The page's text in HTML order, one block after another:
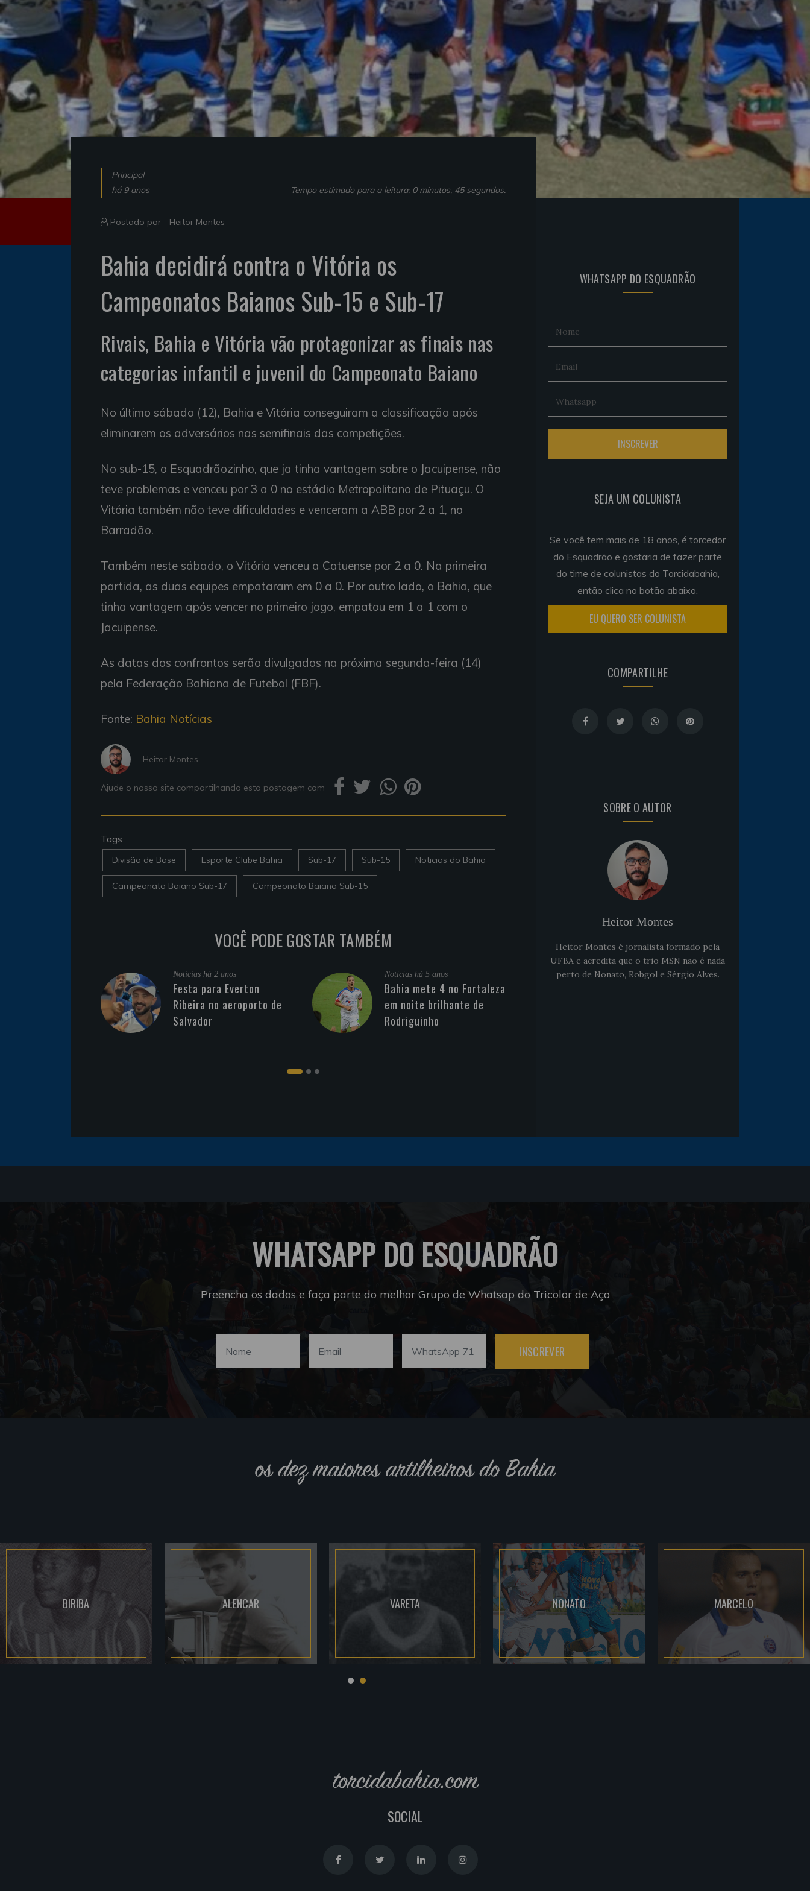
Principal
há 9 anos
Tempo estimado para a leitura: 0 minutos, 45 segundos.
Postado por - Heitor Montes
Bahia decidirá contra o Vitória os
Campeonatos Baianos Sub-15 e Sub-17
Rivais, Bahia e Vitória vão protagonizar as finais nas
categorias infantil e juvenil do Campeonato Baiano
No último sábado (12), Bahia e Vitória conseguiram a classificação após
eliminarem os adversários nas semifinais das competições.
No sub-15, o Esquadrãozinho, que ja tinha vantagem sobre o Jacuipense, não
teve problemas e venceu por 3 a 0 no estádio Metropolitano de Pituaçu. O
Vitória também não teve dificuldades e venceram a ABB por 2 a 1, no
Barradão.
Também neste sábado, o Vitória venceu a Catuense por 2 a 0. Na primeira
partida, as duas equipes empataram em 0 a 0. Por outro lado, o Bahia, que
tinha vantagem após vencer no primeiro jogo, empatou em 1 a 1 com o
Jacuipense.
As datas dos confrontos serão divulgados na próxima segunda-feira (14)
pela Federação Bahiana de Futebol (FBF).
Fonte: Bahia Notícias
- Heitor Montes
Ajude o nosso site compartilhando esta postagem com
Tags
Divisão de Base Esporte Clube Bahia Sub-17 Sub-15 Noticias do Bahia
Campeonato Baiano Sub-17 Campeonato Baiano Sub-15
VOCÊ PODE GOSTAR TAMBÉM
Noticias há 2 anos
Festa para Everton
Ribeira no aeroporto de
Salvador
Noticias há 5 anos
Bahia mete 4 no Fortaleza
em noite brilhante de
Rodriguinho
Noticias há 5 anos
WHATSAPP DO ESQUADRÃO
SEJA UM COLUNISTA
Se você tem mais de 18 anos, é torcedor
do Esquadrão e gostaria de fazer parte
do time de colunistas do Torcidabahia,
então clica no botão abaixo.
EU QUERO SER COLUNISTA
COMPARTILHE
SOBRE O AUTOR
Heitor Montes
Heitor Montes é jornalista formado pela
UFBA e acredita que o trio MSN não é nada
perto de Nonato, Robgol e Sérgio Alves.
WHATSAPP DO ESQUADRÃO
Preencha os dados e faça parte do melhor Grupo de Whatsap do Tricolor de Aço
INSCREVER
os dez maiores artilheiros do Bahia
BIRIBA ALENCAR VARETA NONATO MARCELO
torcidabahia.com
SOCIAL